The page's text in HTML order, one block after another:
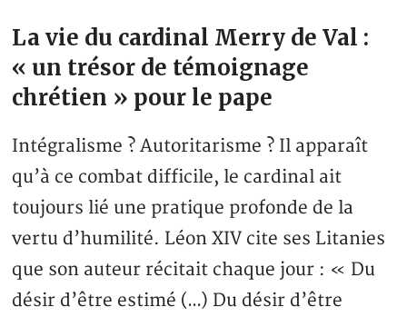
La vie du cardinal Merry de Val :
« un trésor de témoignage
chrétien » pour le pape
Intégralisme ? Autoritarisme ? Il apparaît
qu’à ce combat difficile, le cardinal ait
toujours lié une pratique profonde de la
vertu d’humilité. Léon XIV cite ses Litanies
que son auteur récitait chaque jour : « Du
désir d’être estimé (…) Du désir d’être